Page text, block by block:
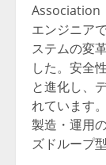
Association
エンジニア
ステムの変
した。安全
と進化し、
れています
製造・運用
ズドループ